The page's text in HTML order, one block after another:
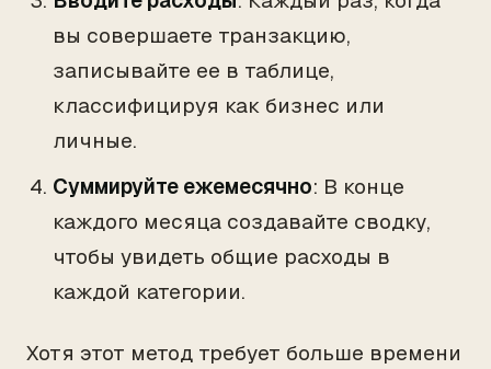
вы совершаете транзакцию,
записывайте ее в таблице,
классифицируя как бизнес или
личные.
Суммируйте ежемесячно: В конце
каждого месяца создавайте сводку,
чтобы увидеть общие расходы в
каждой категории.
Хотя этот метод требует больше времени